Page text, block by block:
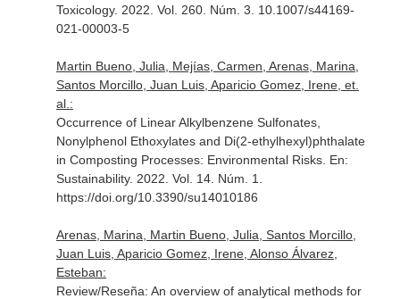
Toxicology. 2022. Vol. 260. Núm. 3. 10.1007/s44169-
021-00003-5
Martin Bueno, Julia, Mejías, Carmen, Arenas, Marina,
Santos Morcillo, Juan Luis, Aparicio Gomez, Irene, et.
al.:
Occurrence of Linear Alkylbenzene Sulfonates,
Nonylphenol Ethoxylates and Di(2-ethylhexyl)phthalate
in Composting Processes: Environmental Risks. En:
Sustainability. 2022. Vol. 14. Núm. 1.
https://doi.org/10.3390/su14010186
Arenas, Marina, Martin Bueno, Julia, Santos Morcillo,
Juan Luis, Aparicio Gomez, Irene, Alonso Álvarez,
Esteban:
Review/Reseña: An overview of analytical methods for